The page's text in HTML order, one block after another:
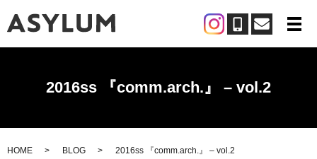
メ
2016ss 『comm.arch.』 – vol.2
HOME BLOG 2016ss 『comm.arch.』 – vol.2